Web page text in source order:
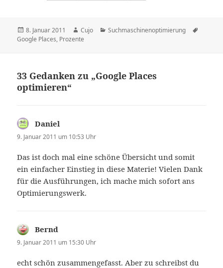
Veröffentlicht
am
8. Januar 2011 Autor
Cujo Kategorien
Suchmaschinenoptimierung
Google Places, Prozente
33 Gedanken zu „Google Places
optimieren“
Daniel
9. Januar 2011 um 10:53 Uhr
Das ist doch mal eine schöne Übersicht und somit
ein einfacher Einstieg in diese Materie! Vielen Dank
für die Ausführungen, ich mache mich sofort ans
Optimierungswerk.
Bernd
9. Januar 2011 um 15:30 Uhr
echt schön zusammengefasst. Aber zu schreibst du